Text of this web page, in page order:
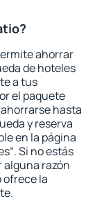
ahorrar
de hoteles
a tus
el paquete
hasta
y reserva
en la página
Si no estás
alguna razón
ofrece la